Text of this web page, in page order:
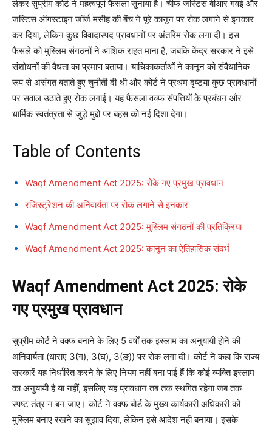
लेकर सुप्रीम कोर्ट ने महत्वपूर्ण फैसला सुनाया है। चीफ जस्टिस बीआर गवई और
जस्टिस ऑगस्टाइन जॉर्ज मसीह की बेंच ने पूरे कानून पर रोक लगाने से इनकार
कर दिया, लेकिन कुछ विवादास्पद प्रावधानों पर अंतरिम रोक लगा दी। इस
फैसले को मुस्लिम संगठनों ने आंशिक राहत माना है, जबकि केंद्र सरकार ने इसे
संशोधनों की वैधता का प्रमाण बताया। याचिकाकर्ताओं ने कानून को संवैधानिक
रूप से असंगत बताते हुए चुनौती दी थी और कोर्ट ने प्रथम दृष्टया कुछ प्रावधानों
पर सवाल उठाते हुए रोक लगाई। यह फैसला वक्फ संपत्तियों के प्रबंधन और
धार्मिक स्वतंत्रता से जुड़े मुद्दों पर बहस को नई दिशा देगा।
Table of Contents
Waqf Amendment Act 2025: रोके गए प्रमुख प्रावधान
रजिस्ट्रेशन की अनिवार्यता पर रोक लगाने से इनकार
Waqf Amendment Act 2025: मुस्लिम संगठनों की प्रतिक्रिया
Waqf Amendment Act 2025: कानून का ऐतिहासिक संदर्भ
Waqf Amendment Act 2025: रोके
गए प्रमुख प्रावधान
सुप्रीम कोर्ट ने वक्फ बनाने के लिए 5 वर्षों तक इस्लाम का अनुयायी होने की
अनिवार्यता (धाराएं 3(ग), 3(घ), 3(ङ)) पर रोक लगा दी। कोर्ट ने कहा कि राज्य
सरकारें यह निर्धारित करने के लिए नियम नहीं बना पाई हैं कि कोई व्यक्ति इस्लाम
का अनुयायी है या नहीं, इसलिए यह प्रावधान तब तक स्थगित रहेगा जब तक
स्पष्ट तंत्र न बन जाए। कोर्ट ने वक्फ बोर्ड के मुख्य कार्यकारी अधिकारी को
मुस्लिम बनाए रखने का सुझाव दिया, लेकिन इसे आदेश नहीं बनाया। इसके